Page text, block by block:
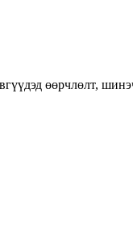
өөрчлөлт,